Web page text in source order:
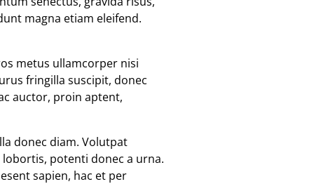
magna etiam eleifend.
metus ullamcorper nisi
fringilla suscipit, donec
auctor, proin aptent,
donec diam. Volutpat
potenti donec a urna.
sapien, hac et per